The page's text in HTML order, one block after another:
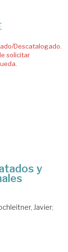
Descatalogado.
solicitar
y
Javier;